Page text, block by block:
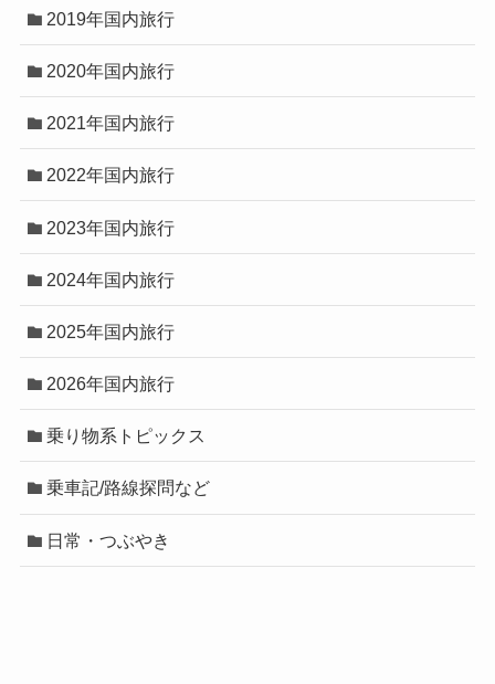
2019年国内旅行
2020年国内旅行
2021年国内旅行
2022年国内旅行
2023年国内旅行
2024年国内旅行
2025年国内旅行
2026年国内旅行
乗り物系トピックス
乗車記/路線探問など
日常・つぶやき